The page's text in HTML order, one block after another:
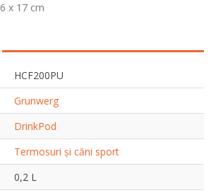
6 x 17 cm
HCF200PU
Grunwerg
DrinkPod
Termosuri și căni sport
0,2 L